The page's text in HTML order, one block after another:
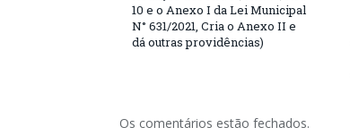
10 e o Anexo I da Lei Municipal
N° 631/2021, Cria o Anexo II e
dá outras providências)
Os comentários estão fechados.